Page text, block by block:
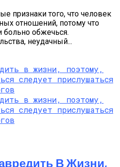
признаки того, что человек
отношений, потому что
больно обжечься.
неудачный...
В Жизни,